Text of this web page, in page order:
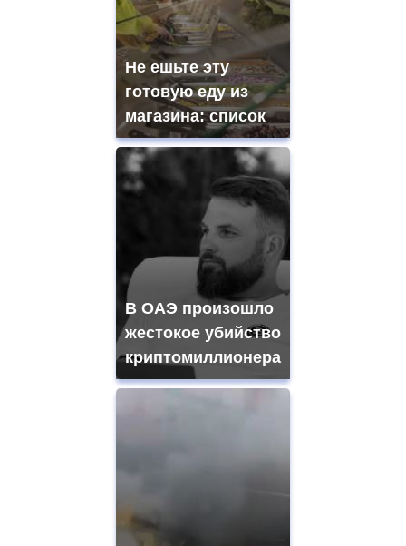
Не ешьте эту
готовую еду из
магазина: список
В ОАЭ произошло
жестокое убийство
криптомиллионера